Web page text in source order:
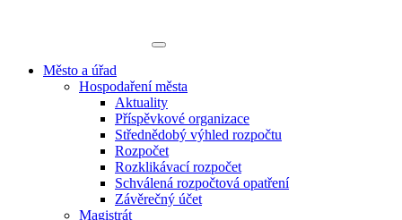
Město a úřad
Hospodaření města
Aktuality
Příspěvkové organizace
Střednědobý výhled rozpočtu
Rozpočet
Rozklikávací rozpočet
Schválená rozpočtová opatření
Závěrečný účet
Magistrát